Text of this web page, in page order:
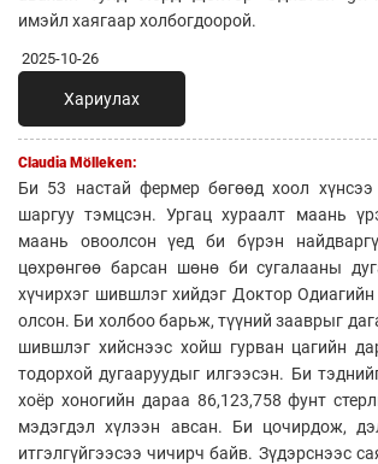
имэйл хаягаар холбогдоорой.
2025-10-26
Хариулах
Claudia Mölleken:
Би 53 настай фермер бөгөөд хоол хүнсээ
шаргуу тэмцсэн. Ургац хураалт маань
маань овоолсон үед би бүрэн
цөхрөнгөө барсан шөнө би сугалааны
хүчирхэг шившлэг хийдэг Доктор Одиагийн
олсон. Би холбоо барьж, түүний зааврыг
шившлэг хийснээс хойш гурван цагийн
тодорхой дугааруудыг илгээсэн. Би
хоёр хоногийн дараа 86,123,758 фунт
мэдэгдэл хүлээн авсан. Би цочирдож,
итгэлгүйгээсээ чичирч байв. Зүдэрснээс